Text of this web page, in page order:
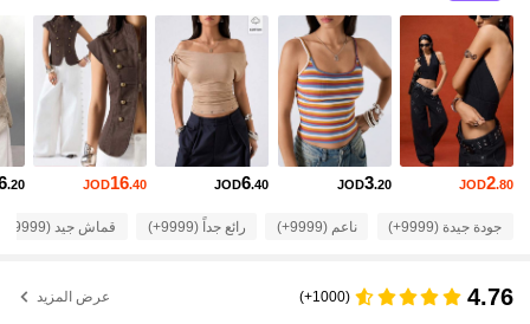
795K متابعون
4.81 795K متابعون
4.81 795K متابعون
795K متابعون
4.81 795K متابعون
JOD2.80
JOD3.20
JOD6.40
JOD16.40
.20
جودة جيدة (9999+) ناعم (9999+) رائع جداً (9999+) قماش جيد (9999+)
4.76
(1000+) عرض المزيد